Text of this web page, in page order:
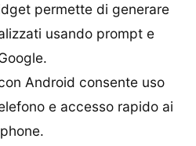
permette di generare
usando prompt e
Android consente uso
e accesso rapido ai